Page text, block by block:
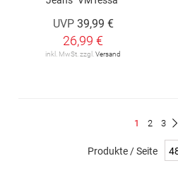
UVP 39,99 €
26,99 €
inkl. MwSt. zzgl. Versand
Du
1 Seite
2 Seite
3
Produkte / Seite